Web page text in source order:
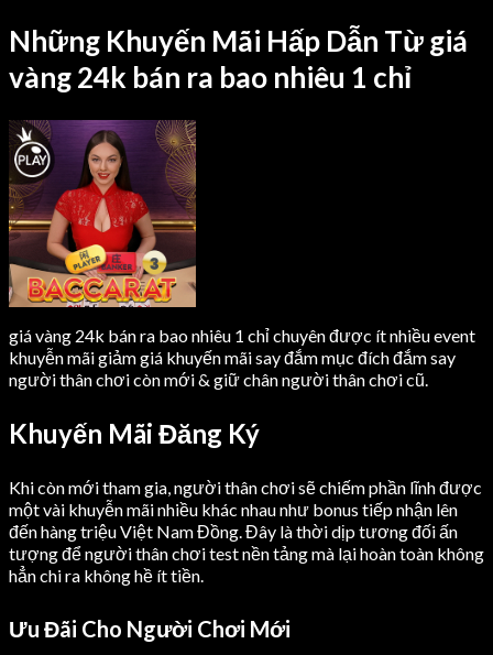
Những Khuyến Mãi Hấp Dẫn Từ giá
vàng 24k bán ra bao nhiêu 1 chỉ
giá vàng 24k bán ra bao nhiêu 1 chỉ chuyên được ít nhiều event
khuyễn mãi giảm giá khuyến mãi say đắm mục đích đắm say
người thân chơi còn mới & giữ chân người thân chơi cũ.
Khuyến Mãi Đăng Ký
Khi còn mới tham gia, người thân chơi sẽ chiếm phần lĩnh được
một vài khuyễn mãi nhiều khác nhau như bonus tiếp nhận lên
đến hàng triệu Việt Nam Đồng. Đây là thời dịp tương đối ấn
tượng để người thân chơi test nền tảng mà lại hoàn toàn không
hẳn chi ra không hề ít tiền.
Ưu Đãi Cho Người Chơi Mới